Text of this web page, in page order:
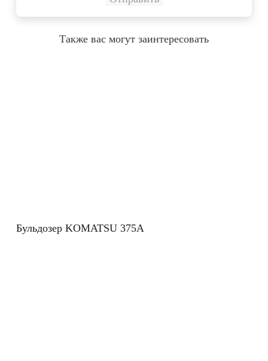
Также вас могут заинтересовать
Бульдозер KOMATSU 375A